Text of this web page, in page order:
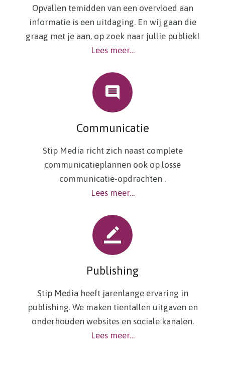
Opvallen temidden van een overvloed aan
informatie is een uitdaging. En wij gaan die
graag met je aan, op zoek naar jullie publiek!
Lees meer…
Communicatie
Stip Media richt zich naast complete
communicatieplannen ook op losse
communicatie-opdrachten .
Lees meer…
Publishing
Stip Media heeft jarenlange ervaring in
publishing. We maken tientallen uitgaven en
onderhouden websites en sociale kanalen.
Lees meer…